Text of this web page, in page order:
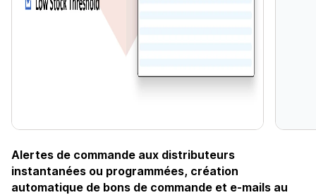
Alertes de commande aux distributeurs
instantanées ou programmées, création
automatique de bons de commande et e-mails au